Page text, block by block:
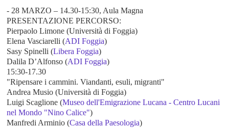
- 28 MARZO – 14.30-15:30, Aula Magna
PRESENTAZIONE PERCORSO:
Pierpaolo Limone (Università di Foggia)
Elena Vasciarelli (ADI Foggia)
Sasy Spinelli (Libera Foggia)
Dalila D’Alfonso (ADI Foggia)
15:30-17.30
"Ripensare i cammini. Viandanti, esuli, migranti"
Andrea Musio (Università di Foggia)
Luigi Scaglione (Museo dell'Emigrazione Lucana - Centro Lucani
nel Mondo "Nino Calice")
Manfredi Arminio (Casa della Paesologia)